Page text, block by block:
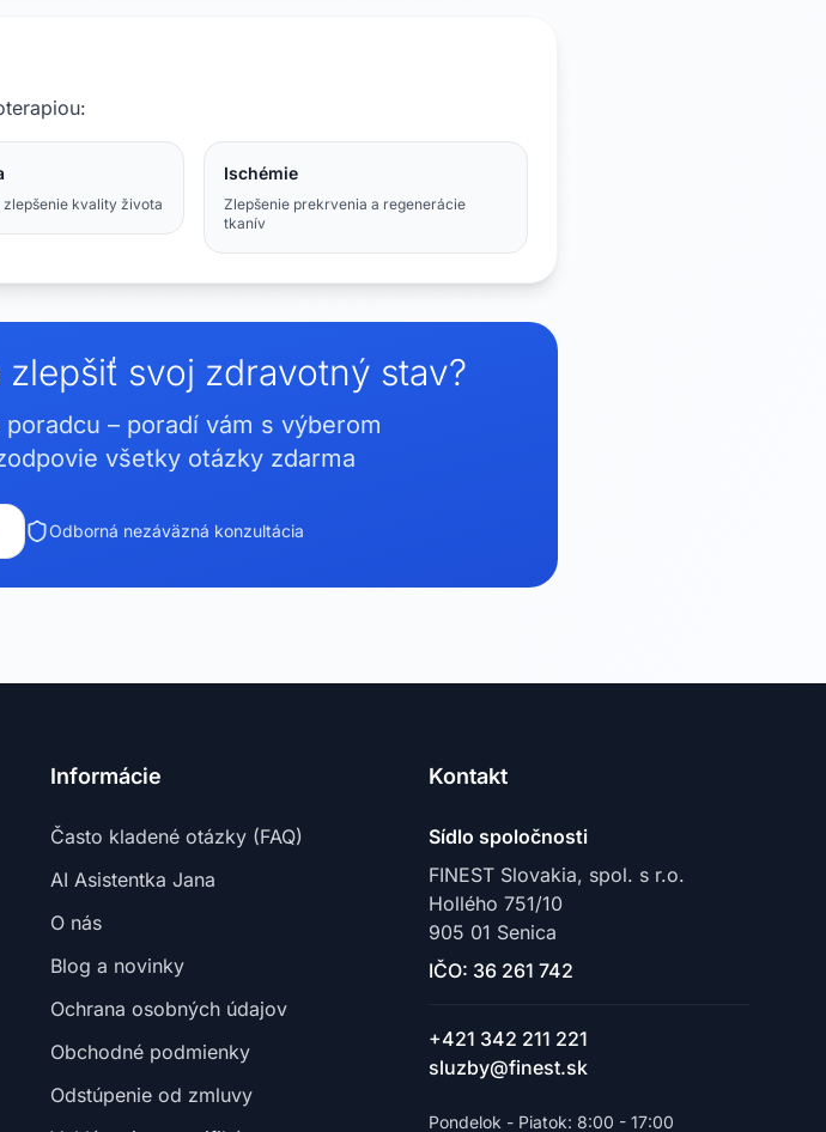
zlepšenie kvality života
Ischémie
Zlepšenie prekrvenia a regenerácie
tkanív
svoj zdravotný stav?
– poradí vám s výberom
všetky otázky zdarma
Odborná nezáväzná konzultácia
Informácie
Často kladené otázky (FAQ)
AI Asistentka Jana
O nás
Blog a novinky
Ochrana osobných údajov
Obchodné podmienky
Odstúpenie od zmluvy
Kontakt
Sídlo spoločnosti
FINEST Slovakia, spol. s r.o.
Hollého 751/10
905 01 Senica
IČO: 36 261 742
+421 342 211 221
sluzby@finest.sk
Pondelok - Piatok: 8:00 - 17:00